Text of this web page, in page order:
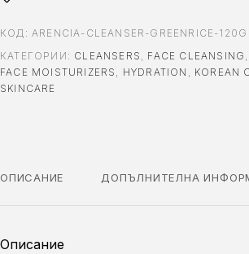
КОД: ARENCIA-CLEANSER-GREENRICE-120G
КАТЕГОРИИ: CLEANSERS , FACE CLEANSING ,
FACE MOISTURIZERS , HYDRATION , KOREAN
SKINCARE
ОПИСАНИЕ ДОПЪЛНИТЕЛНА
Описание